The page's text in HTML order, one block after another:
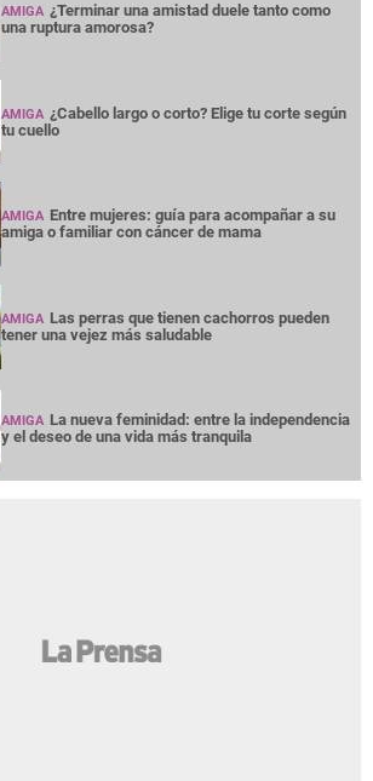
AMIGA ¿Terminar una amistad duele tanto como
una ruptura amorosa?
AMIGA ¿Cabello largo o corto? Elige tu corte según
tu cuello
AMIGA Entre mujeres: guía para acompañar a su
amiga o familiar con cáncer de mama
AMIGA Las perras que tienen cachorros pueden
tener una vejez más saludable
AMIGA La nueva feminidad: entre la independencia
y el deseo de una vida más tranquila